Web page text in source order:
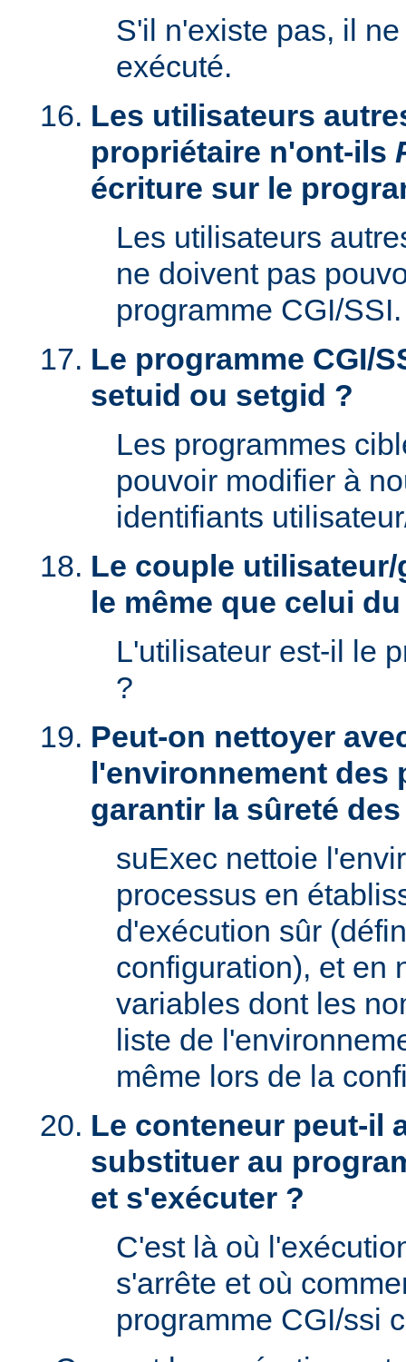
S'il n'existe pas, il
exécuté.
Les utilisateurs
propriétaire n'ont-ils
écriture sur le
Les utilisateurs
ne doivent pas
programme CGI/SSI.
Le programme CGI/
setuid ou setgid ?
Les programmes
pouvoir modifier à
identifiants
Le couple
le même que celui
L'utilisateur est-il le
?
Peut-on nettoyer
l'environnement des
garantir la sûreté
suExec nettoie
processus en
d'exécution sûr
configuration), et en
variables dont les
liste de
même lors de la
Le conteneur peut-il
substituer au
et s'exécuter ?
C'est là où
s'arrête et où
programme CGI/ssi